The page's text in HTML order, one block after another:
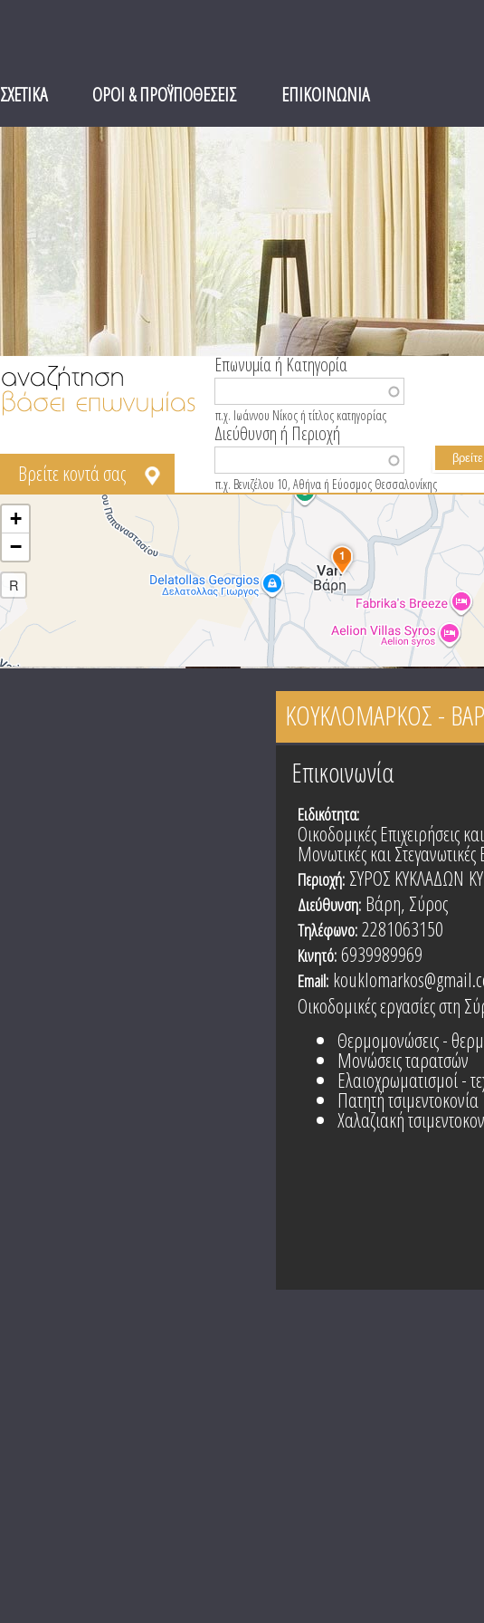
ΣΧΕΤΙΚΑ ΟΡΟΙ & ΠΡΟΫΠΟΘΕΣΕΙΣ ΕΠΙΚΟΙΝΩΝΙΑ
Επωνυμία ή Κατηγορία
π.χ. Ιωάννου Νίκος ή τίτλος κατηγορίας
Διεύθυνση ή Περιοχή
π.χ. Βενιζέλου 10, Αθήνα ή Εύοσμος Θεσσαλονίκης
Βρείτε κοντά σας
1
+
−
R
ΚΟΥΚΛΟΜΑΡΚΟΣ -
Tabs group καταχώρησης
Επικοινωνία
Ειδικότητα:
Οικοδομικές Επιχειρήσεις
Μονωτικές και Στεγανωτικές
Περιοχή: ΣΥΡΟΣ ΚΥΚΛΑΔΩΝ
Διεύθυνση: Βάρη, Σύρος
Τηλέφωνο:2281063150
Κινητό: 6939989969
Email:
Οικοδομικές εργασίες στη
Θερμομονώσεις -
Μονώσεις ταρατσών
Ελαιοχρωματισμοί -
Πατητή τσιμεντοκονία
Χαλαζιακή